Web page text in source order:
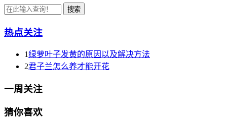
热点关注
1绿萝叶子发黄的原因以及解决方法
2君子兰怎么养才能开花
一周关注
猜你喜欢